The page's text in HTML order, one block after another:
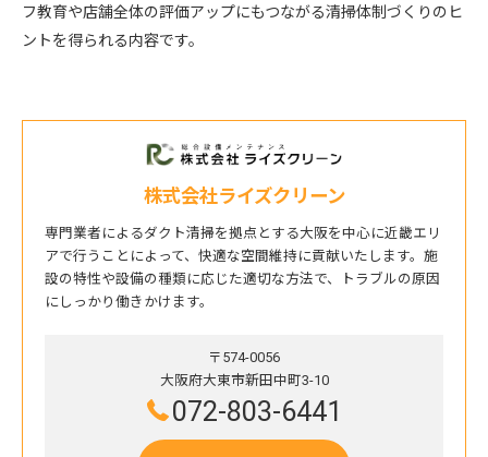
フ教育や店舗全体の評価アップにもつながる清掃体制づくりのヒ
ントを得られる内容です。
株式会社ライズクリーン
専門業者によるダクト清掃を拠点とする大阪を中心に近畿エリ
アで行うことによって、快適な空間維持に貢献いたします。施
設の特性や設備の種類に応じた適切な方法で、トラブルの原因
にしっかり働きかけます。
〒574-0056
大阪府大東市新田中町3-10
072-803-6441